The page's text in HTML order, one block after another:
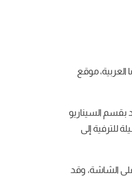
موقع
” أستاذ مساعد بقسم السيناريو
للترفية إلى
على الشاشة، وقد